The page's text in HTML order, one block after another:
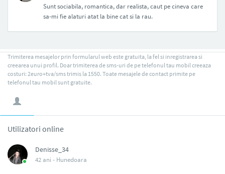
Sunt sociabila, romantica, dar realista, caut pe cineva care
sa-mi fie alaturi atat la bine cat si la rau.
Trimiterea mesajelor prin formularul web este gratuita, la fel si inregistrarea si
creearea unui profil. Doar trimiterea de sms-uri de pe telefonul tau mobil creeaza
costuri: 2euro+tva/sms trimis la 1550. Toate mesajele de contact primite pe
telefonul tau mobil sunt gratuite.
Utilizatori online
Denisse_34
42 ani - Hunedoara